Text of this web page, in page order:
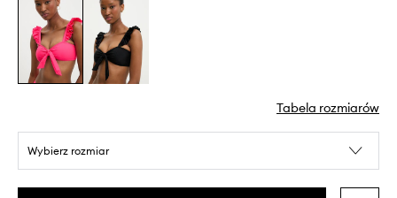
Tabela rozmiarów
Wybierz rozmiar